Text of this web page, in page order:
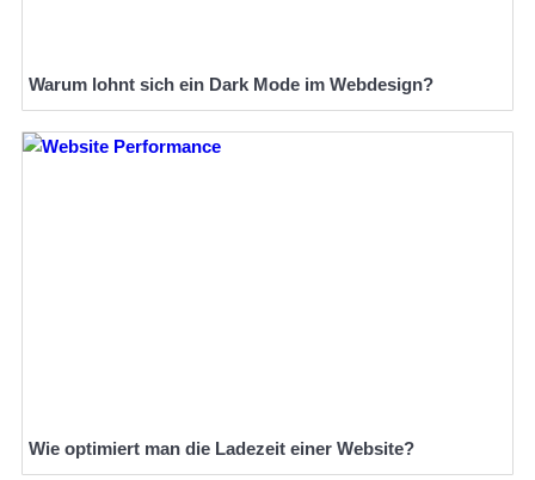
Warum lohnt sich ein Dark Mode im Webdesign?
Wie optimiert man die Ladezeit einer Website?